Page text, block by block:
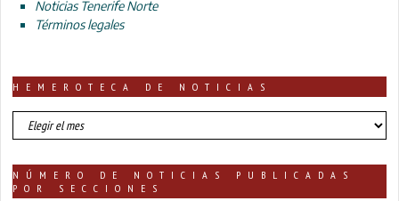
Noticias Tenerife Norte
Términos legales
HEMEROTECA DE NOTICIAS
HEMEROTECA
DE
NÚMERO DE NOTICIAS PUBLICADAS
POR SECCIONES